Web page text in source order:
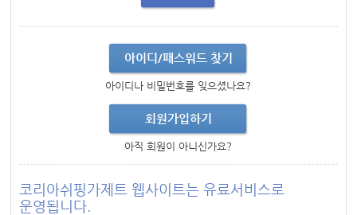
아이디/패스워드 찾기
아이디나 비밀번호를 잊으셨나요?
회원가입하기
아직 회원이 아니신가요?
코리아쉬핑가제트 웹사이트는 유료서비스로
운영됩니다.